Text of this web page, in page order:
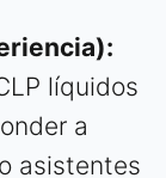
líquidos
a
asistentes